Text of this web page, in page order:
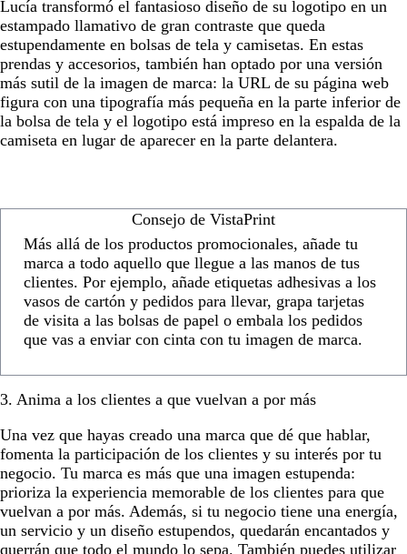
Lucía transformó el fantasioso diseño de su logotipo en un
estampado llamativo de gran contraste que queda
estupendamente en bolsas de tela y camisetas. En estas
prendas y accesorios, también han optado por una versión
más sutil de la imagen de marca: la URL de su página web
figura con una tipografía más pequeña en la parte inferior de
la bolsa de tela y el logotipo está impreso en la espalda de la
camiseta en lugar de aparecer en la parte delantera.
Consejo de VistaPrint
Más allá de los productos promocionales, añade tu
marca a todo aquello que llegue a las manos de tus
clientes. Por ejemplo, añade etiquetas adhesivas a los
vasos de cartón y pedidos para llevar, grapa tarjetas
de visita a las bolsas de papel o embala los pedidos
que vas a enviar con cinta con tu imagen de marca.
3. Anima a los clientes a que vuelvan a por más
Una vez que hayas creado una marca que dé que hablar,
fomenta la participación de los clientes y su interés por tu
negocio. Tu marca es más que una imagen estupenda:
prioriza la experiencia memorable de los clientes para que
vuelvan a por más. Además, si tu negocio tiene una energía,
un servicio y un diseño estupendos, quedarán encantados y
querrán que todo el mundo lo sepa. También puedes utilizar